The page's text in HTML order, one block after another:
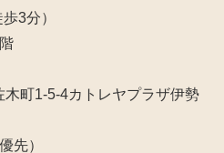
3分）
町1-5-4カトレヤプラザ伊勢
先）